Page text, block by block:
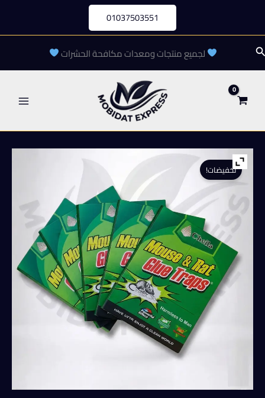
المحتوى
01037503551
البحث لجميع منتجات ومعدات مكافحة الحشرات
تخفيضات!